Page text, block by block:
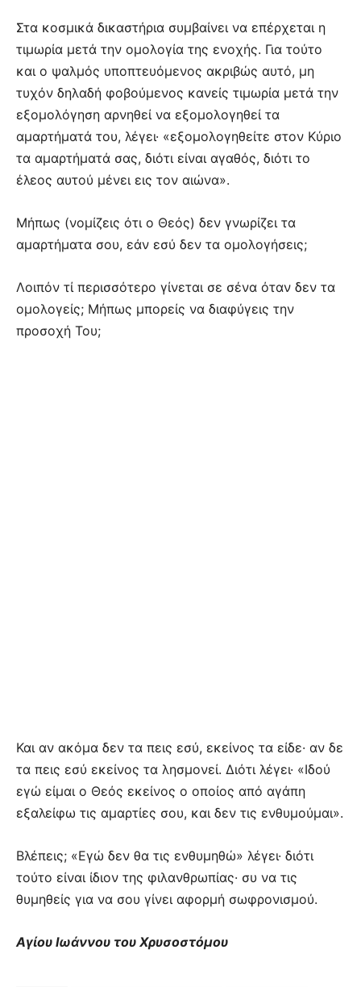
Στα κοσμικά δικαστήρια συμβαίνει να επέρχεται η
τιμωρία μετά την ομολογία της ενοχής. Για τούτο
και ο ψαλμός υποπτευόμενος ακριβώς αυτό, μη
τυχόν δηλαδή φοβούμενος κανείς τιμωρία μετά την
εξομολόγηση αρνηθεί να εξομολογηθεί τα
αμαρτήματά του, λέγει· «εξομολογηθείτε στον Κύριο
τα αμαρτήματά σας, διότι είναι αγαθός, διότι το
έλεος αυτού μένει εις τον αιώνα».
Μήπως (νομίζεις ότι ο Θεός) δεν γνωρίζει τα
αμαρτήματα σου, εάν εσύ δεν τα ομολογήσεις;
Λοιπόν τί περισσότερο γίνεται σε σένα όταν δεν τα
ομολογείς; Μήπως μπορείς να διαφύγεις την
προσοχή Του;
Και αν ακόμα δεν τα πεις εσύ, εκείνος τα είδε· αν δε
τα πεις εσύ εκείνος τα λησμονεί. Διότι λέγει· «Ιδού
εγώ είμαι ο Θεός εκείνος ο οποίος από αγάπη
εξαλείφω τις αμαρτίες σου, και δεν τις ενθυμούμαι».
Βλέπεις; «Εγώ δεν θα τις ενθυμηθώ» λέγει· διότι
τούτο είναι ίδιον της φιλανθρωπίας· συ να τις
θυμηθείς για να σου γίνει αφορμή σωφρονισμού.
Αγίου Ιωάννου του Χρυσοστόμου